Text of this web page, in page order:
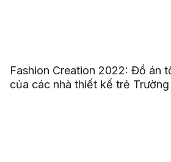
Fashion Creation 2022: Đồ án
của các nhà thiết kế trẻ